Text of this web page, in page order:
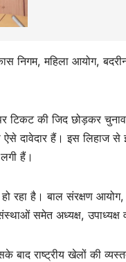
महिला आयोग,
की जिद छोड़कर चुनाव
दावेदार हैं। इस लिहाज
हैं।
रहा है। बाल संरक्षण
समेत अध्यक्ष,
बाद राष्ट्रीय खेलों की